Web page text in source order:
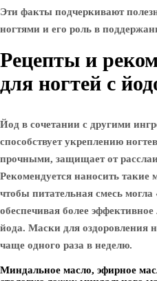
Эти факты подчеркивают
ногтями и его роль в
Рецепты и
для ногтей с
Йод в сочетании с другими
способствует укреплению
прочными, защищает от
Рекомендуется наносить такие
чтобы питательная смесь могла
обеспечивая более
йода. Маски для оздоровления
чаще одного раза в неделю.
Миндальное масло, эфирное